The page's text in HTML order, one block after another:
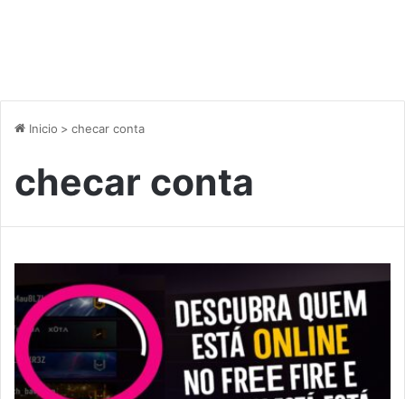
Inicio > checar conta
checar conta